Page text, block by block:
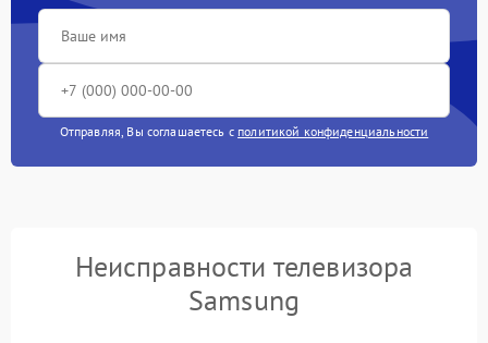
Отправляя, Вы соглашаетесь с политикой конфиденциальности
Неисправности телевизора
Samsung